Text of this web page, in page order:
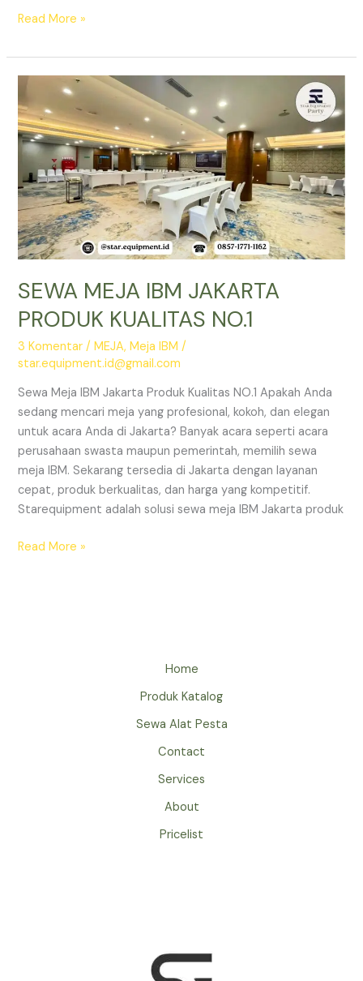
SEWA
IBM
JAKARTA
HUT
RI
Read More »
SEWA MEJA IBM JAKARTA
PRODUK KUALITAS NO.1
3 Komentar /MEJA,Meja IBM /
star.equipment.id@gmail.com
Sewa Meja IBM Jakarta Produk Kualitas NO.1 Apakah Anda
sedang mencari meja yang profesional, kokoh, dan elegan
untuk acara Anda di Jakarta? Banyak acara seperti acara
perusahaan swasta maupun pemerintah, memilih sewa
meja IBM. Sekarang tersedia di Jakarta dengan layanan
cepat, produk berkualitas, dan harga yang kompetitif.
Starequipment adalah solusi sewa meja IBM Jakarta produk
SEWA
Read More »
Home
Produk Katalog
Sewa Alat Pesta
Contact
Services
About
Pricelist